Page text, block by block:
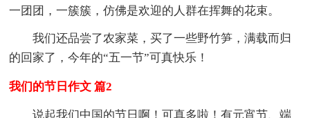
一团团，一簇簇，仿佛是欢迎的人群在挥舞的花束。
我们还品尝了农家菜，买了一些野竹笋，满载而归
的回家了，今年的“五一节”可真快乐！
我们的节日作文 篇2
说起我们中国的节日啊！可真多啦！有元宵节、端